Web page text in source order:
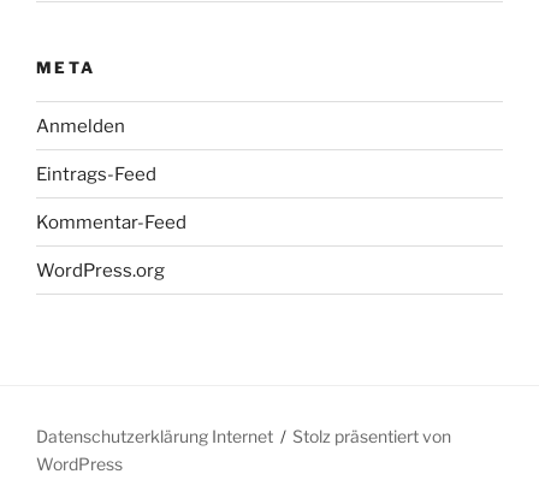
META
Anmelden
Eintrags-Feed
Kommentar-Feed
WordPress.org
Datenschutzerklärung Internet
Stolz präsentiert von
WordPress